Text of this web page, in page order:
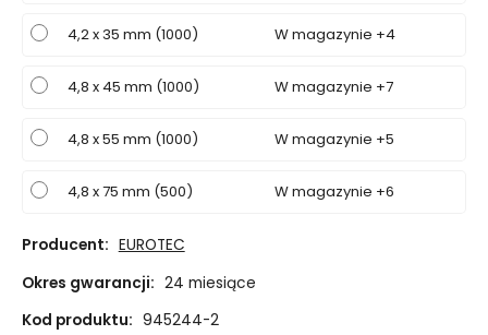
4,2 x 35 mm (1000) W magazynie +4
4,8 x 45 mm (1000) W magazynie +7
4,8 x 55 mm (1000) W magazynie +5
4,8 x 75 mm (500) W magazynie +6
Producent: EUROTEC
Okres gwarancji: 24 miesiące
Kod produktu: 945244-2